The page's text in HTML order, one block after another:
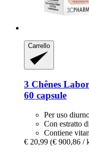
Carrello
3 Chênes
60 capsule
Per uso
Con estratto
Contiene
€ 20,99 (€ 900,86 /